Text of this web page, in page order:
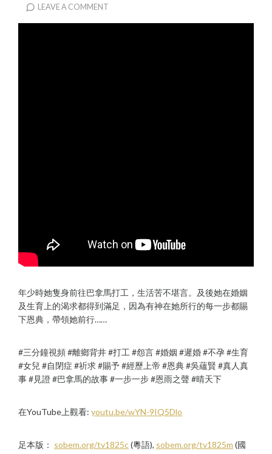
LEAVE A COMMENT
年少時她隻身前往巴拿馬打工，生活苦不堪言。及後她在婚姻
及生育上的渴求都得到滿足，因為有神在她所行的每一步都賜
下恩典，帶領她前行……
#三分鐘視頻 #離鄉背井 #打工 #怨言 #婚姻 #遲婚 #不孕 #生育
#女兒 #自閉症 #祈求 #賜予 #經歷上帝 #恩典 #吳蘊賢 #真人真
事 #見證 #巴拿馬的故事 #一步一步 #恩雨之聲 #晴天下
在YouTube上觀看: youtu.be/wYN-9IQ5Dlo
足本版： sobem.org/tv1825c(粵語), sobem.org/tv1825m (國